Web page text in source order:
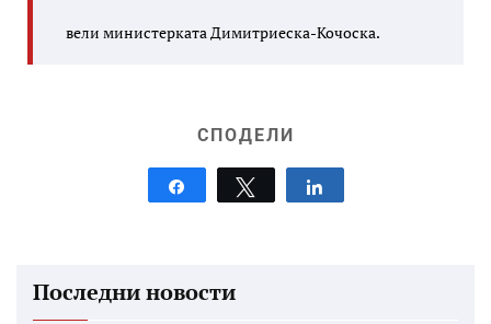
вели министерката Димитриеска-Кочоска.
СПОДЕЛИ
Tweet
Последни новости